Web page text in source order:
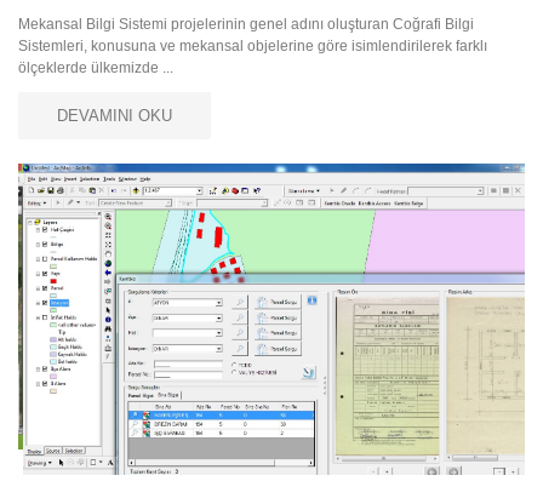
Mekansal Bilgi Sistemi projelerinin genel adını oluşturan Coğrafi Bilgi
Sistemleri, konusuna ve mekansal objelerine göre isimlendirilerek farklı
ölçeklerde ülkemizde ...
DEVAMINI OKU